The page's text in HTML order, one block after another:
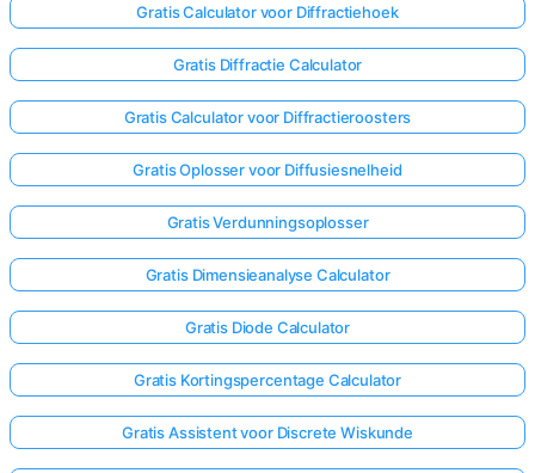
Gratis Calculator voor Diffractiehoek
Gratis Diffractie Calculator
Gratis Calculator voor Diffractieroosters
Gratis Oplosser voor Diffusiesnelheid
Gratis Verdunningsoplosser
Gratis Dimensieanalyse Calculator
Gratis Diode Calculator
Gratis Kortingspercentage Calculator
Gratis Assistent voor Discrete Wiskunde